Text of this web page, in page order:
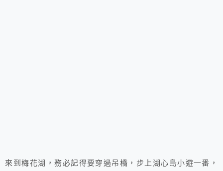
來到梅花湖，務必記得要穿過吊橋，步上湖心島小遊一番，